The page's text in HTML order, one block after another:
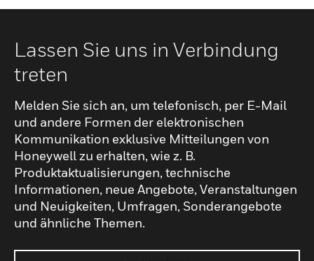
Lassen Sie uns in Verbindung
treten
Melden Sie sich an, um telefonisch, per E-Mail
und andere Formen der elektronischen
Kommunikation exklusive Mitteilungen von
Honeywell zu erhalten, wie z. B.
Produktaktualisierungen, technische
Informationen, neue Angebote, Veranstaltungen
und Neuigkeiten, Umfragen, Sonderangebote
und ähnliche Themen.